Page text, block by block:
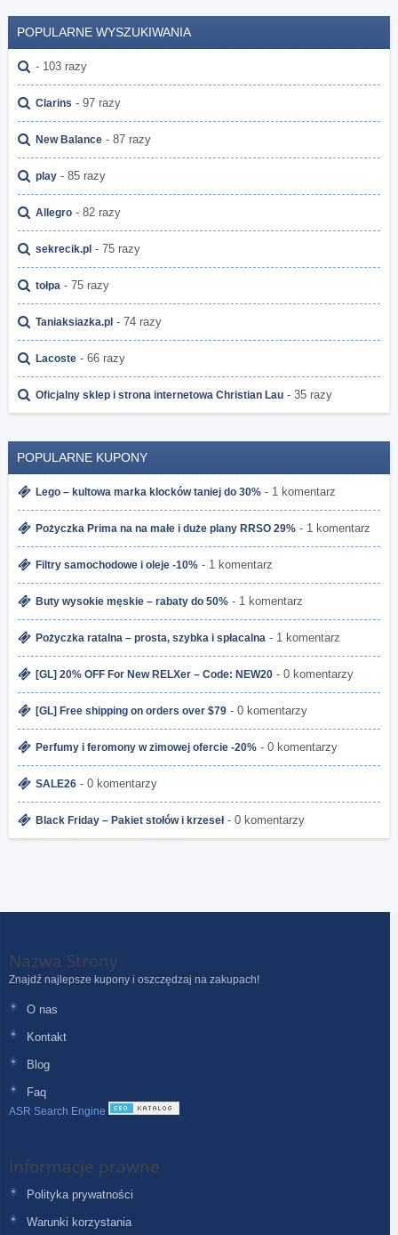
POPULARNE WYSZUKIWANIA
- 103 razy
Clarins - 97 razy
New Balance - 87 razy
play - 85 razy
Allegro - 82 razy
sekrecik.pl - 75 razy
tołpa - 75 razy
Taniaksiazka.pl - 74 razy
Lacoste - 66 razy
Oficjalny sklep i strona internetowa Christian Lau - 35 razy
POPULARNE KUPONY
Lego – kultowa marka klocków taniej do 30% - 1 komentarz
Pożyczka Prima na na małe i duże plany RRSO 29% - 1 komentarz
Filtry samochodowe i oleje -10% - 1 komentarz
Buty wysokie męskie – rabaty do 50% - 1 komentarz
Pożyczka ratalna – prosta, szybka i spłacalna - 1 komentarz
[GL] 20% OFF For New RELXer – Code: NEW20 - 0 komentarzy
[GL] Free shipping on orders over $79 - 0 komentarzy
Perfumy i feromony w zimowej ofercie -20% - 0 komentarzy
SALE26 - 0 komentarzy
Black Friday – Pakiet stołów i krzeseł- 0 komentarzy
Nazwa Strony
Znajdź najlepsze kupony i oszczędzaj na zakupach!
O nas
Kontakt
Blog
Faq
ASR Search Engine
Informacje prawne
Polityka prywatności
Warunki korzystania